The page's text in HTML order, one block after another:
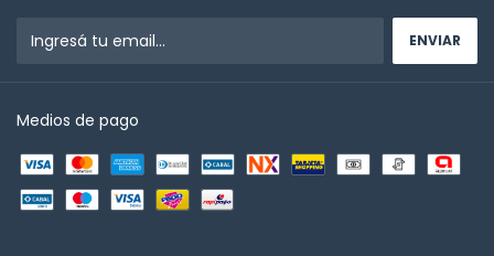
Medios de pago